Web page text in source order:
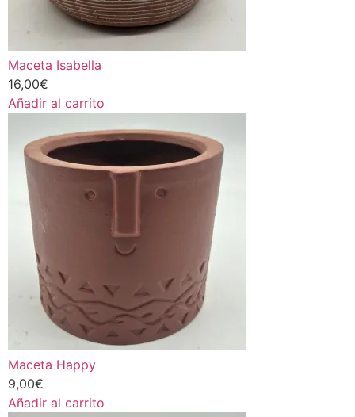
Maceta Isabella
16,00€
Añadir al carrito
Maceta Happy
9,00€
Añadir al carrito